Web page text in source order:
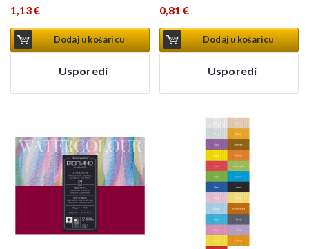
1,13€
Dodaj u košaricu
Usporedi
0,81€
Dodaj u košaricu
Usporedi